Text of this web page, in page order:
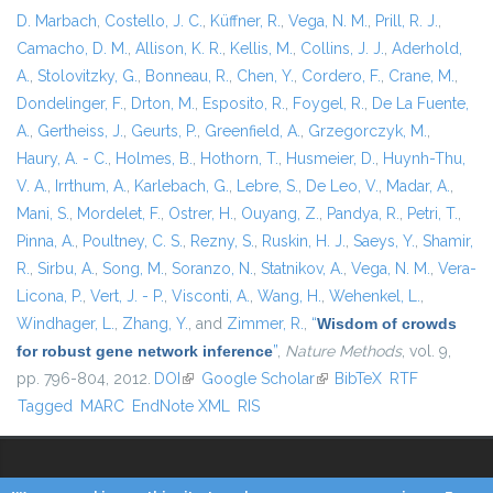
D. Marbach, Costello, J. C., Küffner, R., Vega, N. M., Prill, R. J.,
Camacho, D. M., Allison, K. R., Kellis, M., Collins, J. J., Aderhold,
A., Stolovitzky, G., Bonneau, R., Chen, Y., Cordero, F., Crane, M.,
Dondelinger, F., Drton, M., Esposito, R., Foygel, R., De La Fuente,
A., Gertheiss, J., Geurts, P., Greenfield, A., Grzegorczyk, M.,
Haury, A. - C., Holmes, B., Hothorn, T., Husmeier, D., Huynh-Thu,
V. A., Irrthum, A., Karlebach, G., Lebre, S., De Leo, V., Madar, A.,
Mani, S., Mordelet, F., Ostrer, H., Ouyang, Z., Pandya, R., Petri, T.,
Pinna, A., Poultney, C. S., Rezny, S., Ruskin, H. J., Saeys, Y., Shamir,
R., Sirbu, A., Song, M., Soranzo, N., Statnikov, A., Vega, N. M., Vera-
Licona, P., Vert, J. - P., Visconti, A., Wang, H., Wehenkel, L.,
Windhager, L., Zhang, Y., and Zimmer, R., “Wisdom of crowds
for robust gene network inference”, Nature Methods, vol. 9,
pp. 796-804, 2012. DOI (link is external)
Google Scholar(link is external)
BibTeX RTF
Tagged MARC EndNote XML RIS